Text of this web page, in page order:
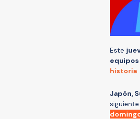
Este
equipos
historia.
Japón,